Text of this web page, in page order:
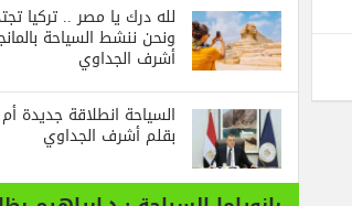
لله درك يا مصر .. تركيا تجتذب السياح
ونحن ننشط السياحة بالمانجة …! بقلم
أشرف الجداوي
السياحة انطلاقة جديدة أم هي …؟!
بقلم أشرف الجداوي